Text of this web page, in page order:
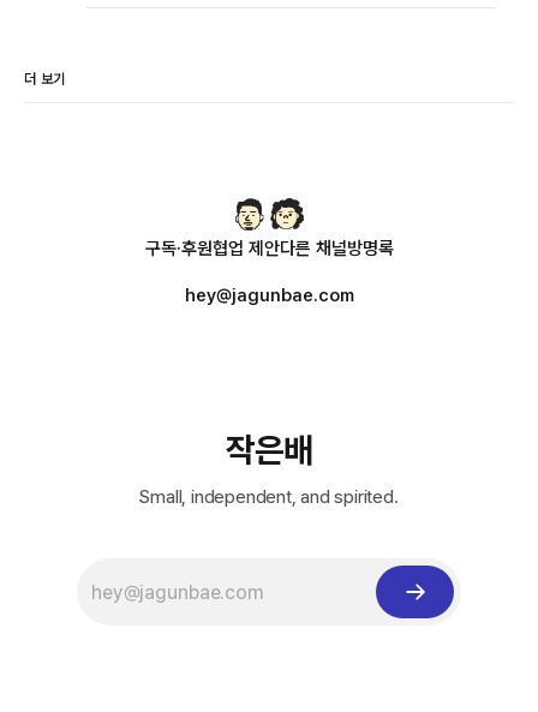
더 보기
구독·후원협업 제안다른 채널방명록
hey@jagunbae.com
작은배
Small, independent, and spirited.